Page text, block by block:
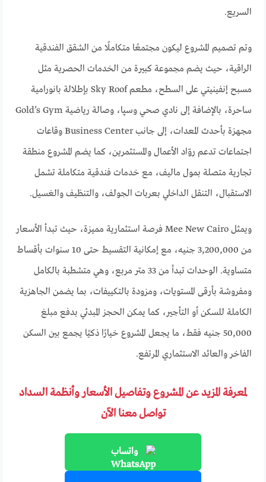
السريع.
وتم تصميم المشروع ليكون مجتمعًا متكاملًا من الشقق الفندقية
الراقية، حيث يضم مجموعة كبيرة من الخدمات الحصرية مثل
مسبح إنفينيتي على السطح، مطعم Sky Roof بإطلالة بانورامية
ساحرة، بالإضافة إلى نادي صحي وسپا، وصالة رياضية Gold’s Gym
مجهزة بأحدث المعدات، إلى جانب Business Center وقاعات
اجتماعات تدعم روّاد الأعمال والمستثمرين، كما يضم المشروع منطقة
تجارية متصلة بمول ماليف، مع خدمات فندقية متكاملة تشمل
الاستقبال، التنقل الداخلي بعربات الجولف، والتنظيف والغسيل.
ويمثل Mee New Cairo فرصة استثمارية مميزة، حيث تبدأ الأسعار
من 3,200,000 جنيه، مع إمكانية التقسيط حتى 10 سنوات بأقساط
متساوية. الوحدات تبدأ من 33 متر مربع، وهي متشطبة بالكامل
ومفروشة بأرقى المستويات، ومزودة بالتكييفات، بما يضمن الجاهزية
الكاملة للسكن أو التأجير، كما يمكن الحجز المبدئي بدفع مبلغ
50,000 جنيه فقط، ما يجعل المشروع خيارًا ذكيًا يجمع بين السكن
الفاخر والعائد الاستثماري المرتفع.
لمعرفة المزيد عن المشروع وتفاصيل الأسعار وأنظمة السداد
تواصل معنا الآن
واتساب